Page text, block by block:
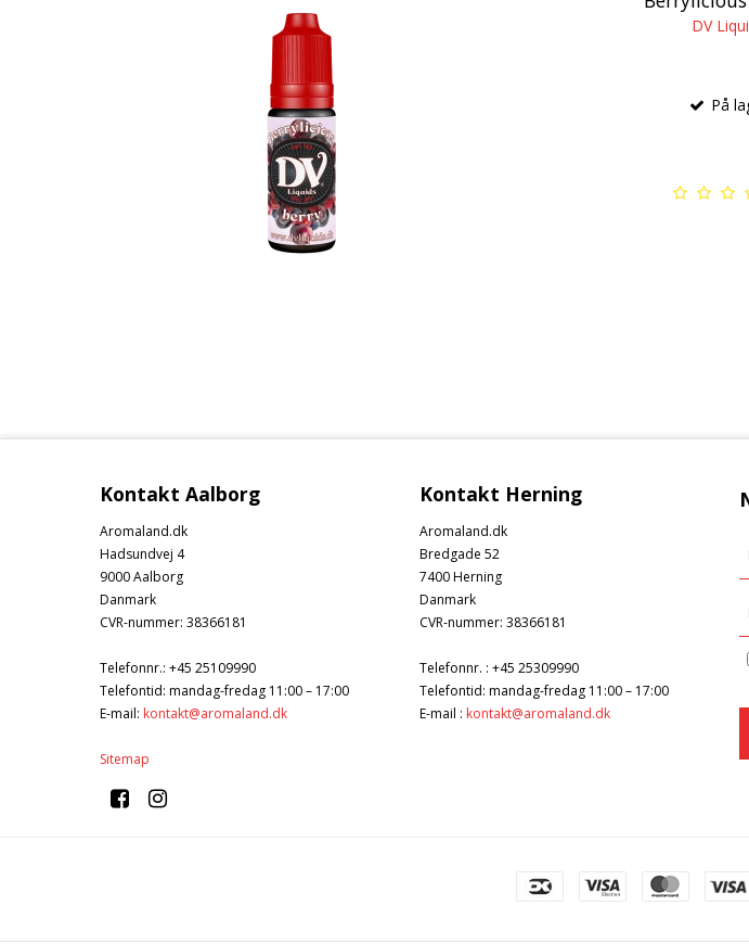
DV
På
Kontakt Aalborg
Aromaland.dk
Hadsundvej 4
9000 Aalborg
Danmark
CVR-nummer: 38366181
Telefonnr.: +45 25109990
Telefontid: mandag-fredag 11:00 – 17:00
E-mail: kontakt@aromaland.dk
Sitemap
Kontakt Herning
Aromaland.dk
Bredgade 52
7400 Herning
Danmark
CVR-nummer: 38366181
Telefonnr. : +45 25309990
Telefontid: mandag-fredag 11:00 – 17:00
E-mail : kontakt@aromaland.dk